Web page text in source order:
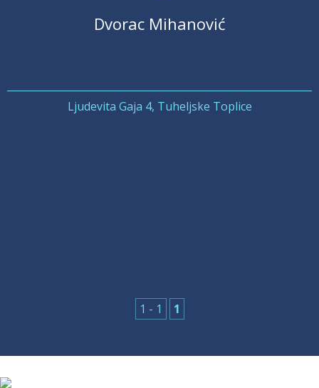
Dvorac Mihanović
Ljudevita Gaja 4, Tuheljske Toplice
1 - 1 1